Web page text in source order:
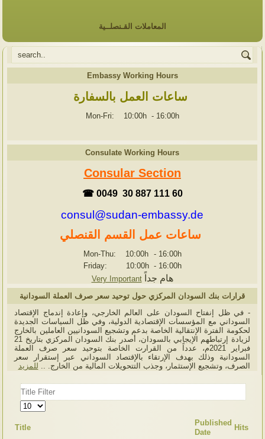
المعاملات القـنصلــية
Embassy Working Hours
ساعات العمل بالسفارة
Mon-Fri: 10:00h - 16:00h
Consulate Working Hours
Consular Section
☎ 0049 30 887 111 60
consul@sudan-embassy.de
ساعات عمل القسم القنصلي
Mon-Thu: 10:00h - 16:00h
Friday: 10:00h - 16:00h
Very Important
هام جداً
قرارات بنك السودان المركزي حول توحيد سعر صرف العملة السودانية
- في ظل إنفتاح السودان على العالم الخارجي، وإعادة إندماج الإقتصاد
السوداني مع المؤسسات الإقتصادية الدولية، وفي ظل السياسات الجديدة
لحكومة الفترة الإنتقالية الخاصة بدعم وتشجيع السودانيين العاملين بالخارج
لزيادة إرتباطهم الإيجابي بالسودان، أصدر بنك السودان المركزي بتاريخ 21
فبراير 2021م، عدداً من القرارت الخاصة بتوحيد سعر صرف العملة
السودانية وذلك بهدف الإرتقاء بالإقتصاد السوداني عبر إستقرار سعر
الصرف، وتشجيع الإستثمار، وجذب التتحويلات المالية من الخارج. .. للمزيد
Title
Filter
Display
#
Title
Published
Date
Hits